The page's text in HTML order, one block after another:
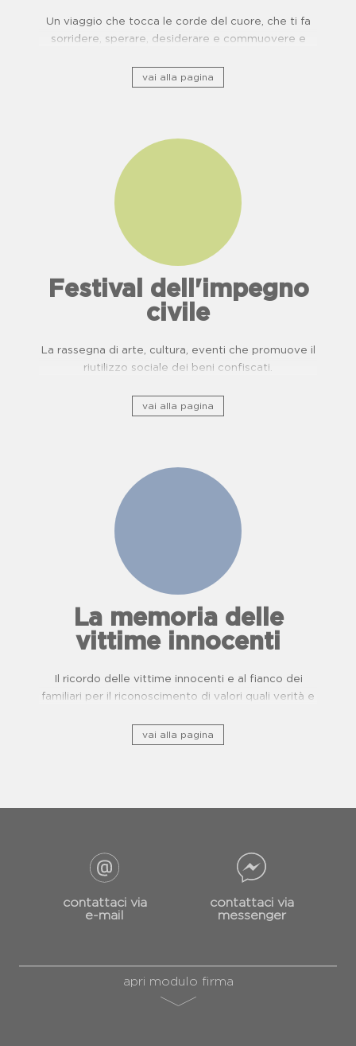
Un viaggio che tocca le corde del cuore, che ti fa
sorridere, sperare, desiderare e commuovere e
di usanze, cucina e buone pratiche.
vai alla pagina
Festival dell'impegno
civile
La rassegna di arte, cultura, eventi che promuove il
riutilizzo sociale dei beni confiscati.
vai alla pagina
La memoria delle
vittime innocenti
Il ricordo delle vittime innocenti e al fianco dei
familiari per il riconoscimento di valori quali verità e
vai alla pagina
contattaci via
e-mail
contattaci via
messenger
apri modulo firma